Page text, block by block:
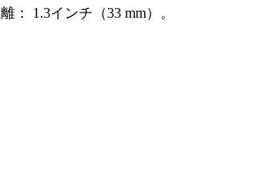
1.3インチ（33 mm）。